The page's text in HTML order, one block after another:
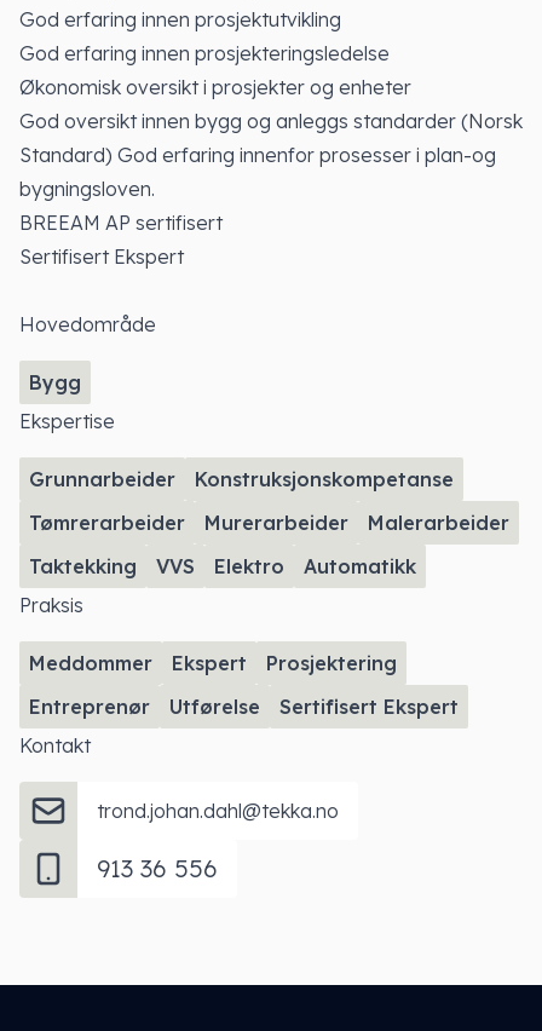
God erfaring innen prosjektutvikling
God erfaring innen prosjekteringsledelse
Økonomisk oversikt i prosjekter og enheter
God oversikt innen bygg og anleggs standarder (Norsk
Standard) God erfaring innenfor prosesser i plan-og
bygningsloven.
BREEAM AP sertifisert
Sertifisert Ekspert
Hovedområde
Bygg
Ekspertise
Grunnarbeider
Konstruksjonskompetanse
Tømrerarbeider
Murerarbeider
Malerarbeider
Taktekking
VVS Elektro
Automatikk
Praksis
Meddommer Ekspert
Prosjektering
Entreprenør
Utførelse
Sertifisert Ekspert
Kontakt
trond.johan.dahl@tekka.no
913 36 556